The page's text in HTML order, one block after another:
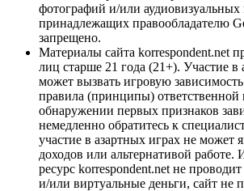
фотографий и/или аудиовизуальных
принадлежащих правообладателю
запрещено.
Материалы сайта korrespondent.net
лиц старше 21 года (21+). Участие в
может вызвать игровую
правила (принципы)
обнаружении первых признаков
немедленно обратитесь к
участие в азартных играх не может
доходов или альтернативой
ресурс korrespondent.net не
и/или виртуальные деньги, сайт не